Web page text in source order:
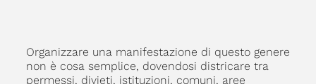
Organizzare una manifestazione di questo genere
non è cosa semplice, dovendosi districare tra
permessi, divieti, istituzioni, comuni, aree